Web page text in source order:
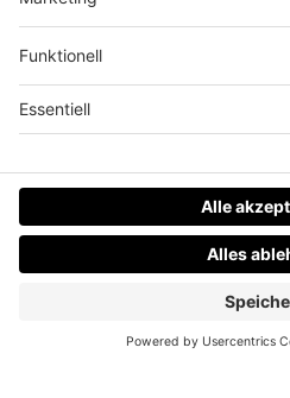
Übungsfahrer verursacht
Autos
Datenschutz